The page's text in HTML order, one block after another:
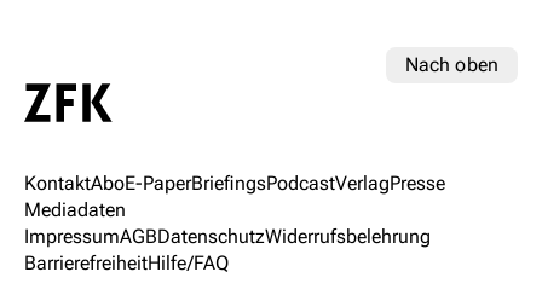
Nach oben
KontaktAboE-PaperBriefingsPodcastVerlagPresse
Mediadaten
ImpressumAGBDatenschutzWiderrufsbelehrung
BarrierefreiheitHilfe/FAQ